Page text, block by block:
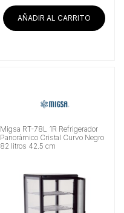
AÑADIR AL CARRITO
Migsa RT-78L 1R Refrigerador
Panorámico Cristal Curvo Negro
82 litros 42.5 cm